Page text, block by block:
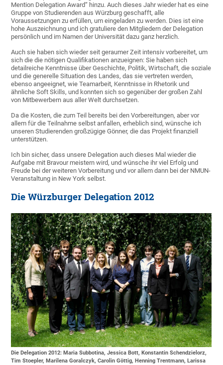
Mention Delegation Award“ hinzu. Auch dieses Jahr wieder hat es eine
Gruppe von Studierenden aus Würzburg geschafft, alle
Voraussetzungen zu erfüllen, um eingeladen zu werden. Dies ist eine
hohe Auszeichnung und ich gratuliere den Mitgliedern der Delegation
persönlich und im Namen der Universität dazu ganz herzlich.
Auch sie haben sich wieder seit geraumer Zeit intensiv vorbereitet, um
sich die die nötigen Qualifikationen anzueignen: Sie haben sich
detailreiche Kenntnisse über Geschichte, Politik, Wirtschaft, die soziale
und die generelle Situation des Landes, das sie vertreten werden,
ebenso angeeignet, wie Teamarbeit, Kenntnisse in Rhetorik und
ähnliche Soft Skills, und konnten sich so gegenüber der großen Zahl
von Mitbewerbern aus aller Welt durchsetzen.
Da die Kosten, die zum Teil bereits bei den Vorbereitungen, aber vor
allem für die Teilnahme selbst anfallen, erheblich sind, wünsche ich
unseren Studierenden großzügige Gönner, die das Projekt finanziell
unterstützen.
Ich bin sicher, dass unsere Delegation auch dieses Mal wieder die
Aufgabe mit Bravour meistern wird, und wünsche ihr viel Erfolg und
Freude bei der weiteren Vorbereitung und vor allem dann bei der NMUN-
Veranstaltung in New York selbst.
Die Würzburger Delegation 2012
Die Delegation 2012: Maria Subbotina, Jessica Bott, Konstantin Schendzielorz,
Tim Stoepler, Marilena Goralczyk, Carolin Göttig, Henning Trentmann, Larissa